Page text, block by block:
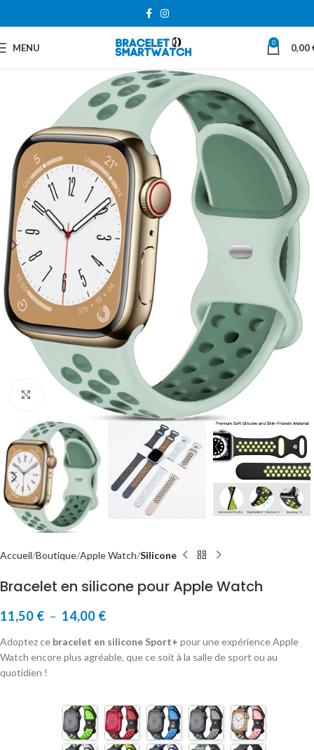
MENU 0 0,00
Cliquer pour agrandir
Accueil Boutique Apple Watch Silicone
Bracelet en silicone pour Apple Watch
11,50 € – 14,00 €
Adoptez ce bracelet en silicone Sport+ pour une expérience Apple
Watch encore plus agréable, que ce soit à la salle de sport ou au
quotidien !